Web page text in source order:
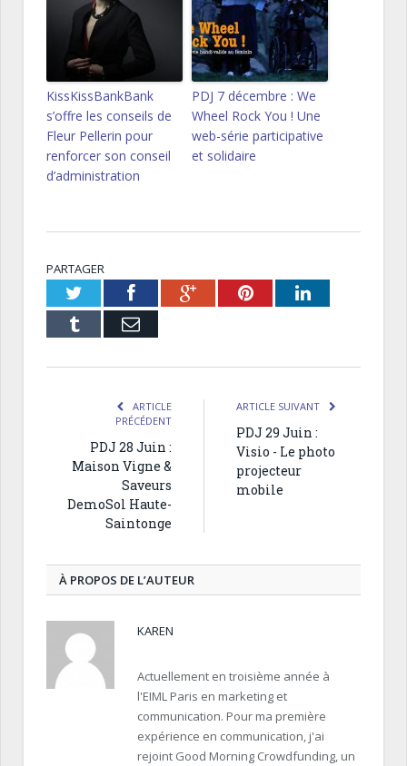
KissKissBankBank
s’offre les conseils de
Fleur Pellerin pour
renforcer son conseil
d’administration
PDJ 7 décembre : We
Wheel Rock You ! Une
web-série participative
et solidaire
PARTAGER
TwitterFacebookGoogle+PinterestLinkedIn
Tumblr Email
ARTICLE
PRÉCÉDENT
PDJ 28 Juin :
Maison Vigne &
Saveurs
DemoSol Haute-
Saintonge
ARTICLE SUIVANT
PDJ 29 Juin :
Visio - Le photo
projecteur
mobile
À PROPOS DE L’AUTEUR
KAREN
Actuellement en troisième année à
l'EIML Paris en marketing et
communication. Pour ma première
expérience en communication, j'ai
rejoint Good Morning Crowdfunding, un